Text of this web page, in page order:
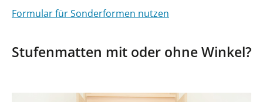
Formular für Sonderformen nutzen
Stufenmatten mit oder ohne Winkel?